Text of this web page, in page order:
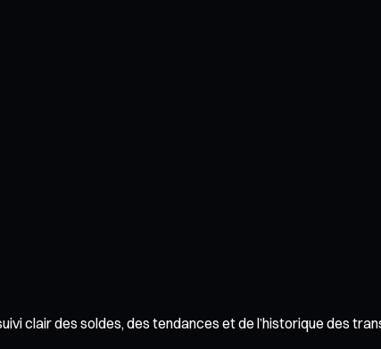
clair des soldes, des tendances et de l’historique des